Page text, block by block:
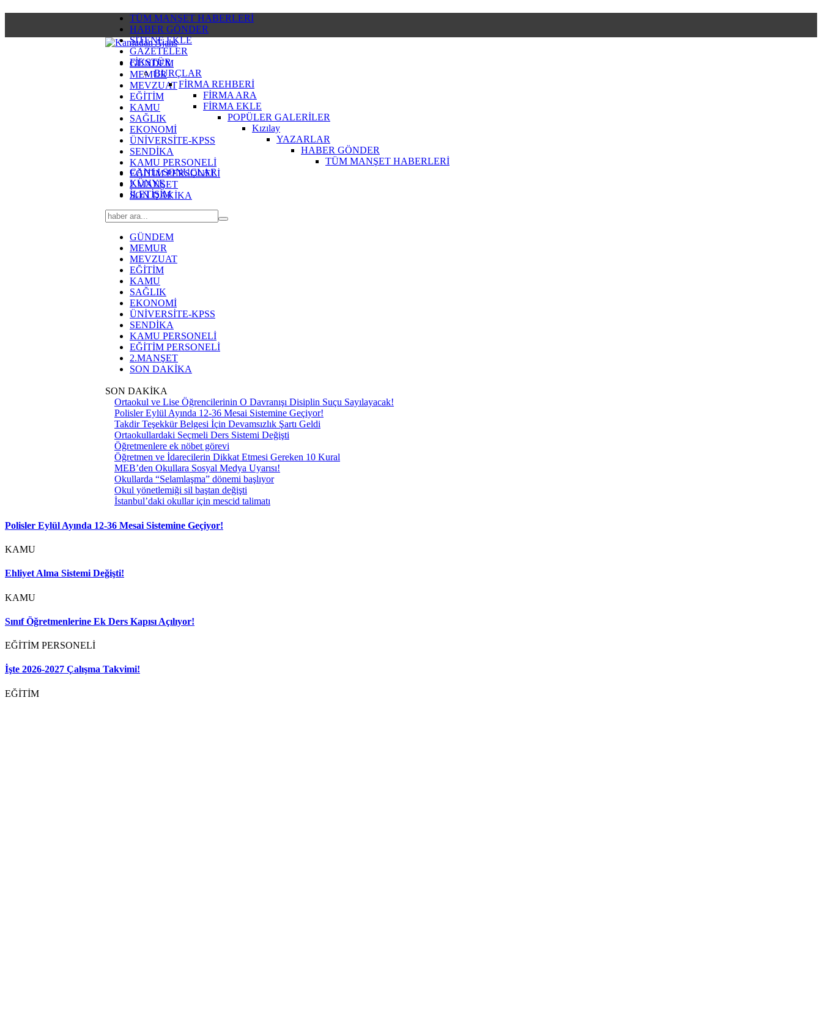
TÜM MANŞET HABERLERİ
HABER GÖNDER
SİTENE EKLE
GAZETELER
FİKSTÜR
BURÇLAR
FİRMA REHBERİ
FİRMA ARA
FİRMA EKLE
POPÜLER GALERİLER
Kızılay
YAZARLAR
HABER GÖNDER
TÜM MANŞET HABERLERİ
CANLI SONUÇLAR
KÜNYE
İLETİŞİM
GÜNDEM
MEMUR
MEVZUAT
EĞİTİM
KAMU
SAĞLIK
EKONOMİ
ÜNİVERSİTE-KPSS
SENDİKA
KAMU PERSONELİ
EĞİTİM PERSONELİ
2.MANŞET
SON DAKİKA
GÜNDEM
MEMUR
MEVZUAT
EĞİTİM
KAMU
SAĞLIK
EKONOMİ
ÜNİVERSİTE-KPSS
SENDİKA
KAMU PERSONELİ
EĞİTİM PERSONELİ
2.MANŞET
SON DAKİKA
SON DAKİKA
Ortaokul ve Lise Öğrencilerinin O Davranışı Disiplin Suçu Sayılayacak!
Polisler Eylül Ayında 12-36 Mesai Sistemine Geçiyor!
Takdir Teşekkür Belgesi İçin Devamsızlık Şartı Geldi
Ortaokullardaki Seçmeli Ders Sistemi Değişti
Öğretmenlere ek nöbet görevi
Öğretmen ve İdarecilerin Dikkat Etmesi Gereken 10 Kural
MEB’den Okullara Sosyal Medya Uyarısı!
Okullarda “Selamlaşma” dönemi başlıyor
Okul yönetlemiği sil baştan değişti
İstanbul’daki okullar için mescid talimatı
Polisler Eylül Ayında 12-36 Mesai Sistemine Geçiyor!
KAMU
Ehliyet Alma Sistemi Değişti!
KAMU
Sınıf Öğretmenlerine Ek Ders Kapısı Açılıyor!
EĞİTİM PERSONELİ
İşte 2026-2027 Çalışma Takvimi!
EĞİTİM